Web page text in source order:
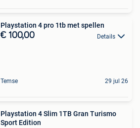
Playstation 4 pro 1tb met spellen
€ 100,00 Details
Temse 29 jul 26
Playstation 4 Slim 1TB Gran Turismo
Sport Edition